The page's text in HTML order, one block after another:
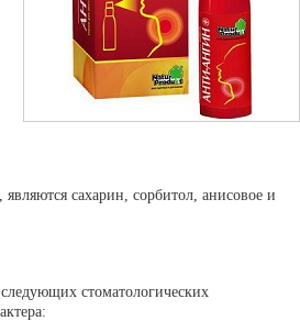
сахарин, сорбитол, анисовое и
стоматологических